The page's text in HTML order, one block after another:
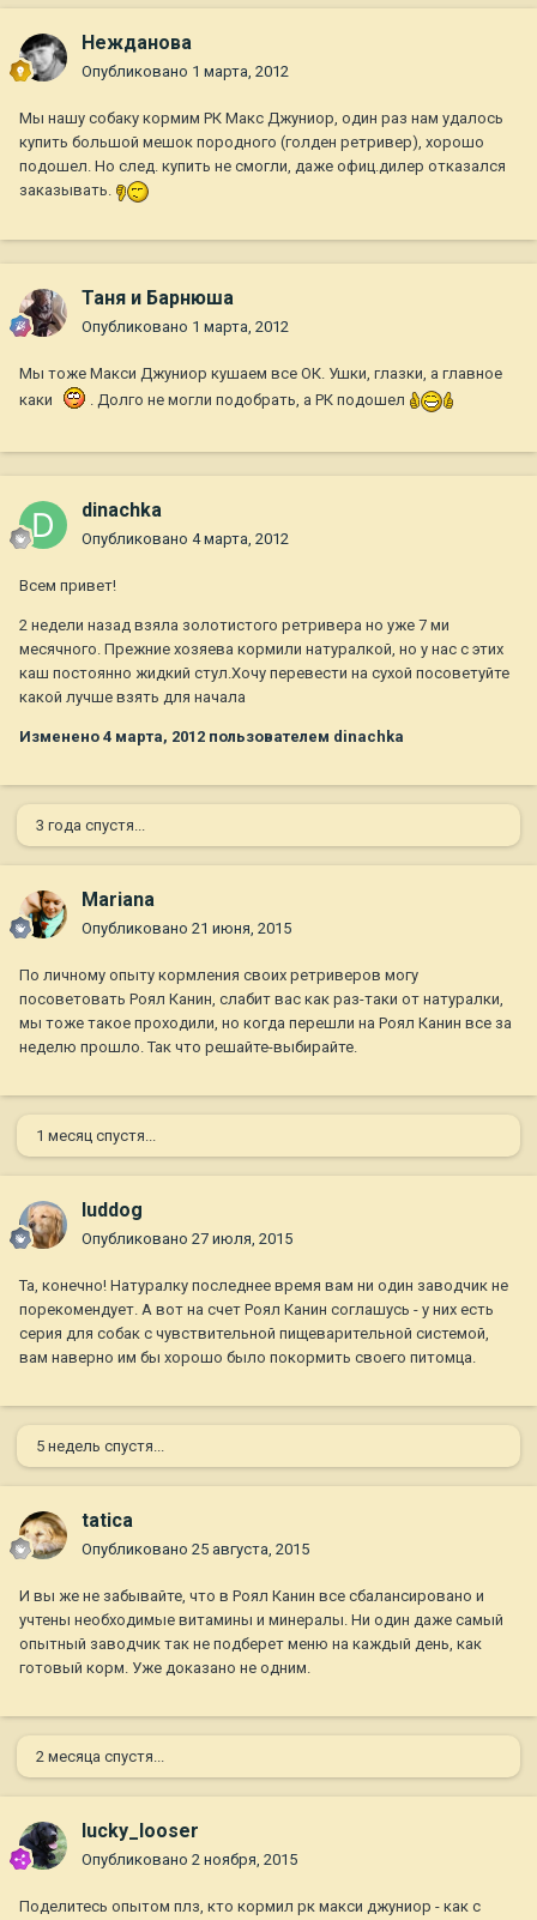
Нежданова
Опубликовано 1 марта, 2012
Мы нашу собаку кормим РК Макс Джуниор, один раз нам удалось
купить большой мешок породного (голден ретривер), хорошо
подошел. Но след. купить не смогли, даже офиц.дилер отказался
заказывать.
Таня и Барнюша
Опубликовано 1 марта, 2012
Мы тоже Макси Джуниор кушаем все ОК. Ушки, глазки, а главное
каки
. Долго не могли подобрать, а РК подошел
dinachka
Опубликовано 4 марта, 2012
Всем привет!
2 недели назад взяла золотистого ретривера но уже 7 ми
месячного. Прежние хозяева кормили натуралкой, но у нас с этих
каш постоянно жидкий стул.Хочу перевести на сухой посоветуйте
какой лучше взять для начала
Изменено 4 марта, 2012 пользователем dinachka
3 года спустя...
Mariana
Опубликовано 21 июня, 2015
По личному опыту кормления своих ретриверов могу
посоветовать Роял Канин, слабит вас как раз-таки от натуралки,
мы тоже такое проходили, но когда перешли на Роял Канин все за
неделю прошло. Так что решайте-выбирайте.
1 месяц спустя...
luddog
Опубликовано 27 июля, 2015
Та, конечно! Натуралку последнее время вам ни один заводчик не
порекомендует. А вот на счет Роял Канин соглашусь - у них есть
серия для собак с чувствительной пищеварительной системой,
вам наверно им бы хорошо было покормить своего питомца.
5 недель спустя...
tatica
Опубликовано 25 августа, 2015
И вы же не забывайте, что в Роял Канин все сбалансировано и
учтены необходимые витамины и минералы. Ни один даже самый
опытный заводчик так не подберет меню на каждый день, как
готовый корм. Уже доказано не одним.
2 месяца спустя...
lucky_looser
Опубликовано 2 ноября, 2015
Поделитесь опытом плз, кто кормил рк макси джуниор - как с